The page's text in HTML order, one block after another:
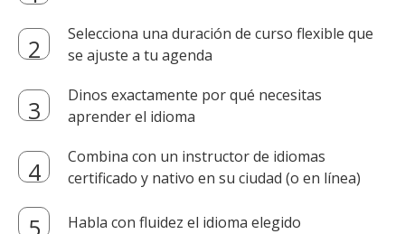
Selecciona una duración de curso flexible que
se ajuste a tu agenda
Dinos exactamente por qué necesitas
aprender el idioma
Combina con un instructor de idiomas
certificado y nativo en su ciudad (o en línea)
Habla con fluidez el idioma elegido